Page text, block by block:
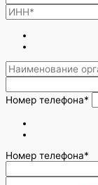
Номер телефона*
Номер телефона*